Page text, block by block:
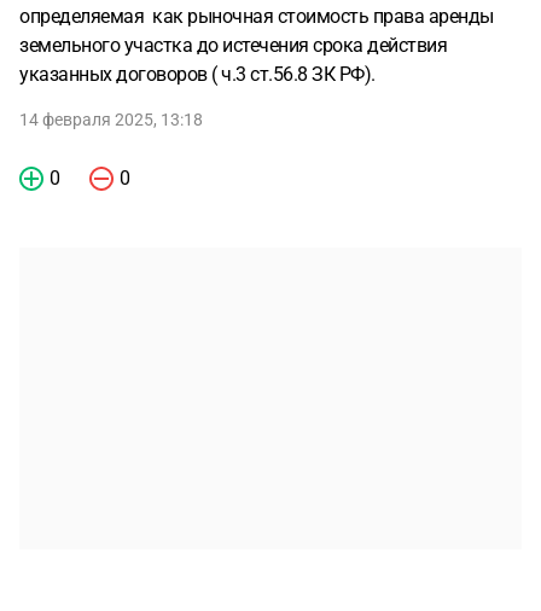
определяемая как рыночная стоимость права аренды
земельного участка до истечения срока действия
указанных договоров ( ч.3 ст.56.8 ЗК РФ).
14 февраля 2025, 13:18
0 0